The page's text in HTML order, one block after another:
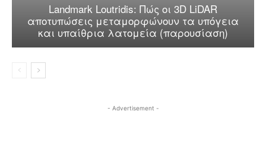
Landmark Loutridis: Πώς οι 3D LiDAR
αποτυπώσεις μεταμορφώνουν τα υπόγεια
και υπαίθρια λατομεία (παρουσίαση)
- Advertisement -